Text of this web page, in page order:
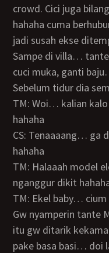
crowd. Cici juga
hahaha cuma
jadi susah ekse
Sampe di villa… tante M langsung kekamar mandi…
cuci muka, ganti
Sebelum tidur dia
TM: Woi… kalian kalo ngewe jangan berisik yah
hahaha
CS: Tenaaaang… ga diapa-apain kok keponakan lu
hahaha
TM: Halaaah model elo kan ga bisa lihat titit ganteng
nganggur dikit
TM: Ekel baby…
Gw nyamperin tante M ciumin mesra banget… abis
itu gw ditarik
pake basa basi… doi